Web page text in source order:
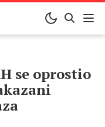
se oprostio